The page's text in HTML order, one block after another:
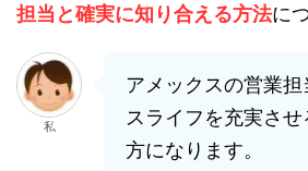
担当と確実に知り合える方法に
私
アメックスの営業
スライフを充実さ
方になります。